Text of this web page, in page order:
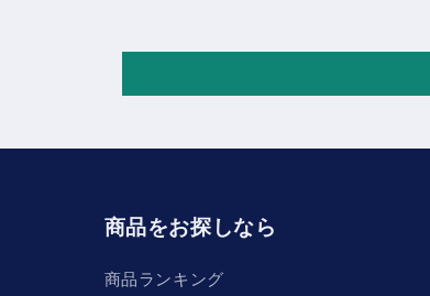
商品をお探しなら
商品ランキング